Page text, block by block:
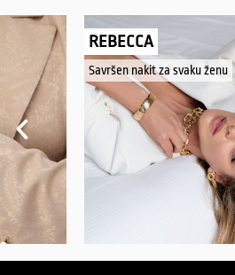
REBECCA
Savršen nakit za svaku ženu